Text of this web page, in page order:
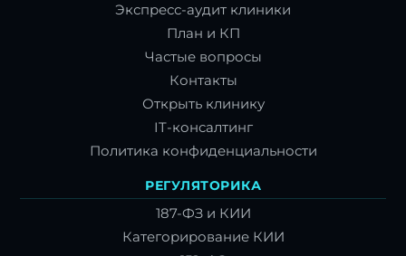
Экспресс-аудит клиники
План и КП
Частые вопросы
Контакты
Открыть клинику
IT-консалтинг
Политика конфиденциальности
РЕГУЛЯТОРИКА
187-ФЗ и КИИ
Категорирование КИИ